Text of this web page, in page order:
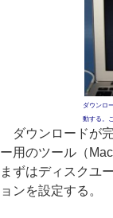
ダウンロ
動する。
ダウンロードが
ー用のツール（
まずはディスクユ
ョンを設定する。